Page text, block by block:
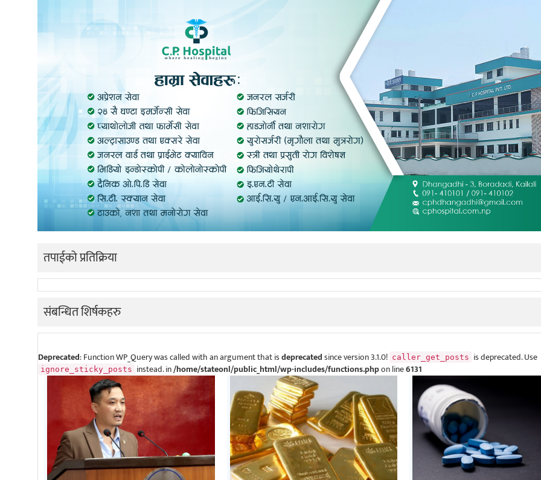
तपाईको प्रतिक्रिया
संबन्धित शिर्षकहरु
Deprecated: Function WP_Query was called with an argument that isdeprecatedsince version 3.1.0! caller_get_posts is deprecated. Use
ignore_sticky_posts instead. in/home/stateonl/public_html/wp-includes/functions.phpon line6131